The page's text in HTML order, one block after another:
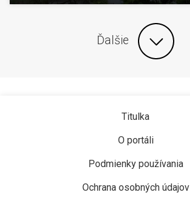
Ďalšie
Titulka
O portáli
Podmienky používania
Ochrana osobných údajov